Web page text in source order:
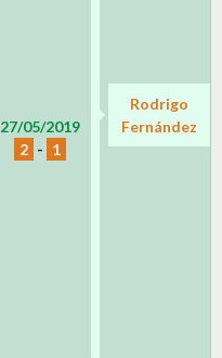
27/05/2019
2 - 1
Rodrigo
Fernández